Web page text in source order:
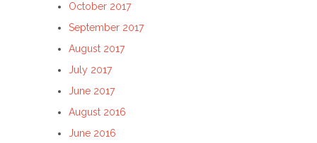
October 2017
September 2017
August 2017
July 2017
June 2017
August 2016
June 2016